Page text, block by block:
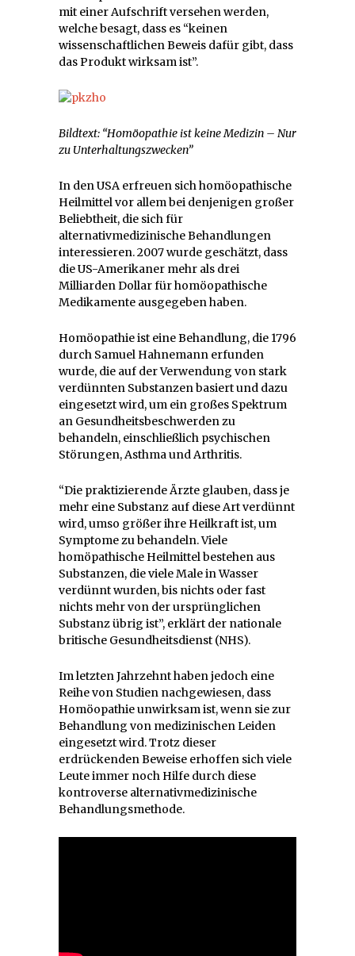
mit einer Aufschrift versehen werden,
welche besagt, dass es “keinen
wissenschaftlichen Beweis dafür gibt, dass
das Produkt wirksam ist”.
Bildtext: “Homöopathie ist keine Medizin – Nur
zu Unterhaltungszwecken”
In den USA erfreuen sich homöopathische
Heilmittel vor allem bei denjenigen großer
Beliebtheit, die sich für
alternativmedizinische Behandlungen
interessieren. 2007 wurde geschätzt, dass
die US-Amerikaner mehr als drei
Milliarden Dollar für homöopathische
Medikamente ausgegeben haben.
Homöopathie ist eine Behandlung, die 1796
durch Samuel Hahnemann erfunden
wurde, die auf der Verwendung von stark
verdünnten Substanzen basiert und dazu
eingesetzt wird, um ein großes Spektrum
an Gesundheitsbeschwerden zu
behandeln, einschließlich psychischen
Störungen, Asthma und Arthritis.
“Die praktizierende Ärzte glauben, dass je
mehr eine Substanz auf diese Art verdünnt
wird, umso größer ihre Heilkraft ist, um
Symptome zu behandeln. Viele
homöpathische Heilmittel bestehen aus
Substanzen, die viele Male in Wasser
verdünnt wurden, bis nichts oder fast
nichts mehr von der ursprünglichen
Substanz übrig ist”, erklärt der nationale
britische Gesundheitsdienst (NHS).
Im letzten Jahrzehnt haben jedoch eine
Reihe von Studien nachgewiesen, dass
Homöopathie unwirksam ist, wenn sie zur
Behandlung von medizinischen Leiden
eingesetzt wird. Trotz dieser
erdrückenden Beweise erhoffen sich viele
Leute immer noch Hilfe durch diese
kontroverse alternativmedizinische
Behandlungsmethode.